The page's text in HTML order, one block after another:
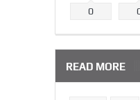
0
READ MORE